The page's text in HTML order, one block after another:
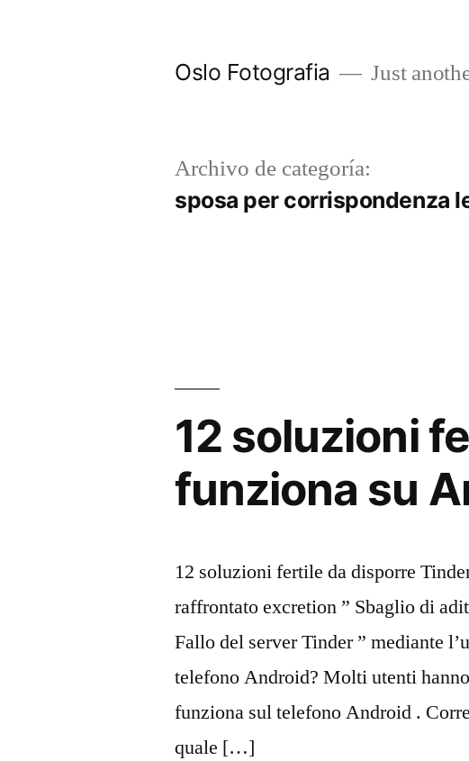
Oslo Fotografia Just
Archivo de categoría:
sposa per corrispondenza
12 soluzioni
funziona su
12 soluzioni fertile da disporre
raffrontato excretion ” Sbaglio di
Fallo del server Tinder ” mediante
telefono Android? Molti utenti
funziona sul telefono Android .
quale […]